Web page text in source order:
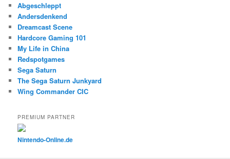
Abgeschleppt
Andersdenkend
Dreamcast Scene
Hardcore Gaming 101
My Life in China
Redspotgames
Sega Saturn
The Sega Saturn Junkyard
Wing Commander CIC
PREMIUM PARTNER
Nintendo-Online.de